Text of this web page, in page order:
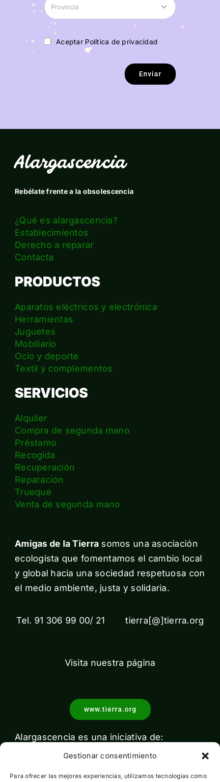
Gestionar consentimiento
Para ofrecer las mejores experiencias, utilizamos tecnologías como
Aceptar Política de privacidad
Enviar
Alargascencia
Rebélate frente a la obsolescencia
¿Qué es alargascencia?
Establecimientos
Derecho a reparar
Contacta
PRODUCTOS
Aparatos eléctricos y electrónica
Herramientas
Juguetes
Mobiliario
Ocio y deporte
Textil y complementos
SERVICIOS
Alquiler
Compra de segunda mano
Préstamo
Recogida
Recuperación
Reparación
Trueque
Venta de segunda mano
Amigas de la Tierra somos una asociación
ecologista que fomentamos el cambio local
y global hacia una sociedad respetuosa con
el medio ambiente, justa y solidaria.
Tel. 91 306 99 00/ 21 tierra[@]tierra.org
Visita nuestra página
www.tierra.org
Alargascencia es una iniciativa de: